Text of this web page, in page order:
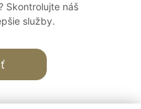
Skontrolujte náš
služby.